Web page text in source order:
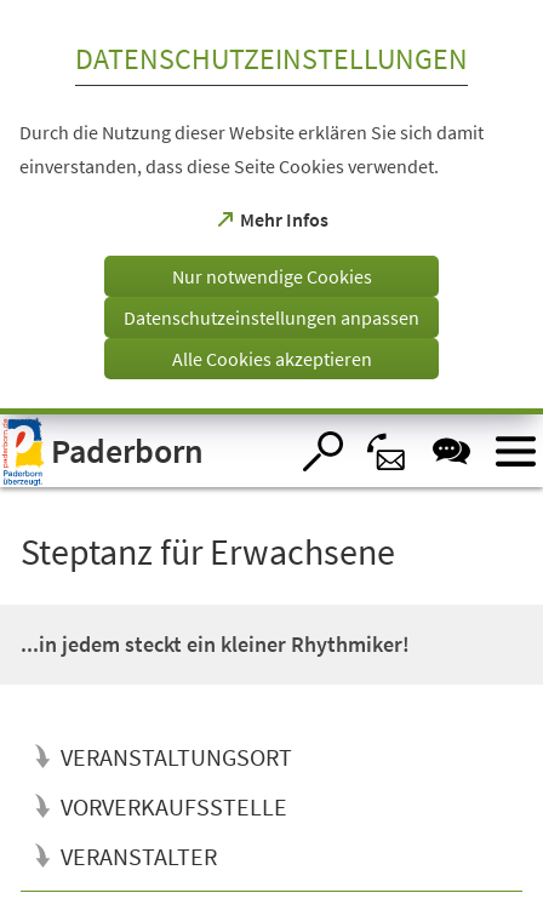
Visuelle
Assistenzsoftware
öffnen.
DATENSCHUTZEINSTELLUNGEN
Durch die Nutzung dieser Website erklären Sie sich damit
einverstanden, dass diese Seite Cookies verwendet.
Mehr Infos
(Öffnet
einem
Tab)
Nur notwendige Cookies
Datenschutzeinstellungen anpassen
Alle Cookies akzeptieren
Paderborn
Steptanz für Erwachsene
...in jedem steckt ein kleiner Rhythmiker!
VERANSTALTUNGSORT
VORVERKAUFSSTELLE
VERANSTALTER